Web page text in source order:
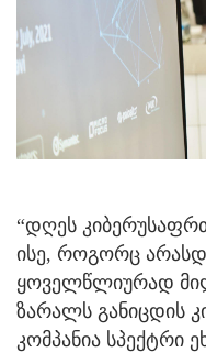
“დღეს
ისე, როგორც
ყოველწლიურად
ზარალს განიცდის
კომპანია სპექტრი